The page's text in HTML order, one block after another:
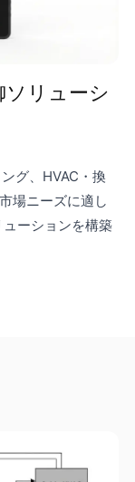
リューシ
グ、HVAC・換
場ニーズに適し
ーションを構築